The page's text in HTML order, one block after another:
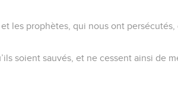
les prophètes, qui nous ont
soient sauvés, et ne cessent ainsi de